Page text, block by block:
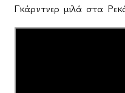
Γκάρντνερ μιλά στα